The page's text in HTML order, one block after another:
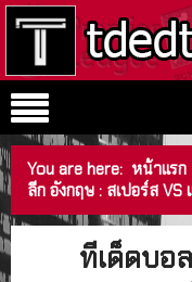
You are here: หน้าแรก
ลีก อังกฤษ : สเปอร์ส VS
ทีเด็ดบอ